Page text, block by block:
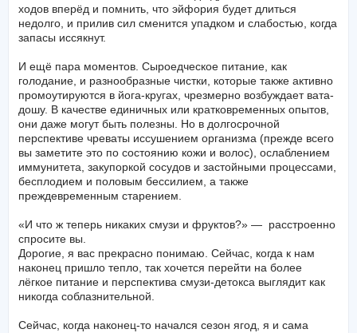
ходов вперёд и помнить, что эйфория будет длиться
недолго, и прилив сил сменится упадком и слабостью, когда
запасы иссякнут.
И ещё пара моментов. Сыроедческое питание, как
голодание, и разнообразные чистки, которые также активно
промоутируются в йога-кругах, чрезмерно возбуждает вата-
дошу. В качестве единичных или кратковременных опытов,
они даже могут быть полезны. Но в долгосрочной
перспективе чреваты иссушением организма (прежде всего
вы заметите это по состоянию кожи и волос), ослаблением
иммунитета, закупоркой сосудов и застойными процессами,
бесплодием и половым бессилием, а также
преждевременным старением.
«И что ж теперь никаких смузи и фруктов?» — расстроенно
спросите вы.
Дорогие, я вас прекрасно понимаю. Сейчас, когда к нам
наконец пришло тепло, так хочется перейти на более
лёгкое питание и перспектива смузи-детокса выглядит как
никогда соблазнительной.
Сейчас, когда наконец-то начался сезон ягод, я и сама